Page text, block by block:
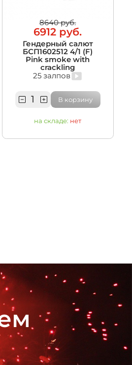
8640 руб.
6912 руб.
Гендерный салют
БСП1602512 4/1 (F)
Pink smoke with
crackling
25 залпов
В корзину
на складе: нет